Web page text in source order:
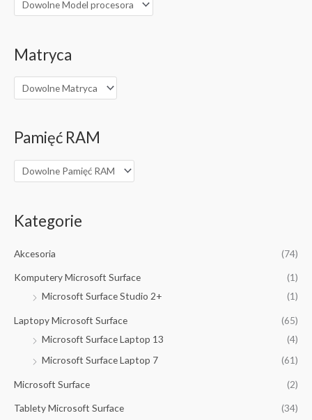
Matryca
Pamięć RAM
Kategorie
Akcesoria (74)
Komputery Microsoft Surface
(1)
Microsoft Surface Studio 2+
(1)
Laptopy Microsoft Surface
(65)
Microsoft Surface Laptop 13
(4)
Microsoft Surface Laptop 7
(61)
Microsoft Surface (2)
Tablety Microsoft Surface
(34)